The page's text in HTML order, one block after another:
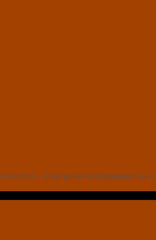
med Simon – bliver presset til at indrømme hun